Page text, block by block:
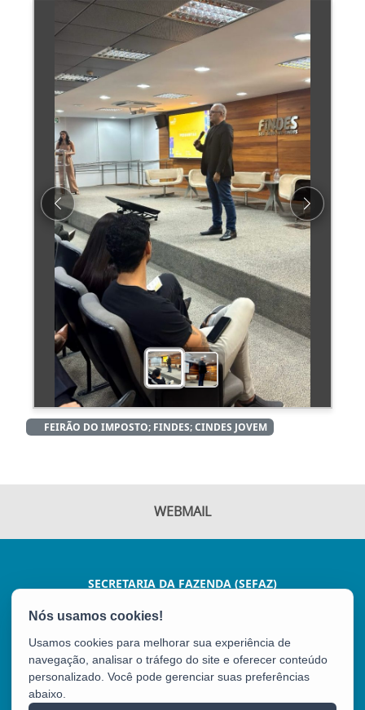
Previous Next
FEIRÃO DO IMPOSTO; FINDES; CINDES JOVEM
WEBMAIL
SECRETARIA DA FAZENDA (SEFAZ)
AV JOÃO BATISTA PARRA, 600 - ENSEADA DO SUÁ
Tel.: (27) 3347-5102
Usamos cookies para melhorar sua experiência de
navegação, analisar o tráfego do site e oferecer conteúdo
personalizado. Você pode gerenciar suas preferências
abaixo.